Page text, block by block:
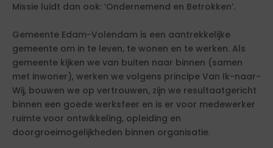
Missie luidt dan ook: ‘Ondernemend en Betrokken’.
Gemeente Edam-Volendam is een aantrekkelijke
gemeente om in te leven, te wonen en te werken. Als
gemeente kijken we van buiten naar binnen (samen
met inwoner), werken we volgens principe Van Ik-naar-
Wij, bouwen we op vertrouwen, zijn we resultaatgericht
binnen een goede werksfeer en is er voor medewerker
ruimte voor ontwikkeling, opleiding en
doorgroeimogelijkheden binnen organisatie.